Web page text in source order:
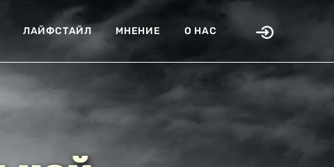
ЛАЙФСТАЙЛ МНЕНИЕ О НАС